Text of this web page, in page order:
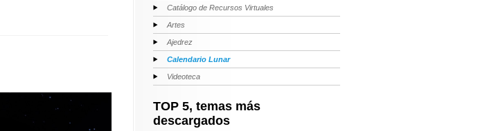
Catálogo de Recursos Virtuales
Artes
Ajedrez
Calendario Lunar
Videoteca
TOP 5, temas más
descargados